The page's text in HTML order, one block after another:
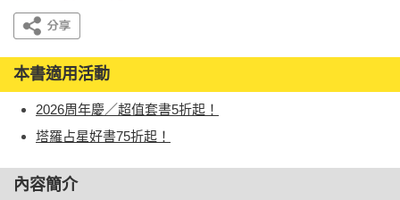
本書適用活動
2026周年慶／超值套書5折起！
塔羅占星好書75折起！
內容簡介